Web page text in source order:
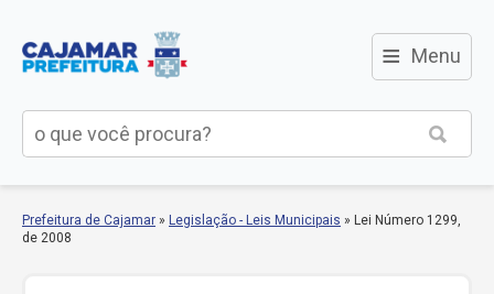
≡ Menu
Prefeitura de Cajamar » Legislação - Leis Municipais » Lei Número 1299,
de 2008